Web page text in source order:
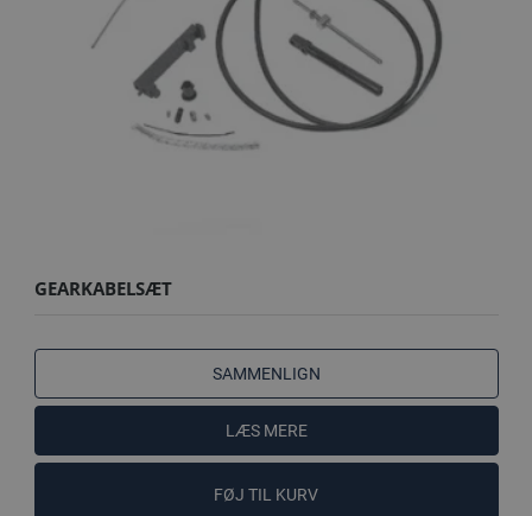
GEARKABELSÆT
SAMMENLIGN
LÆS MERE
FØJ TIL KURV